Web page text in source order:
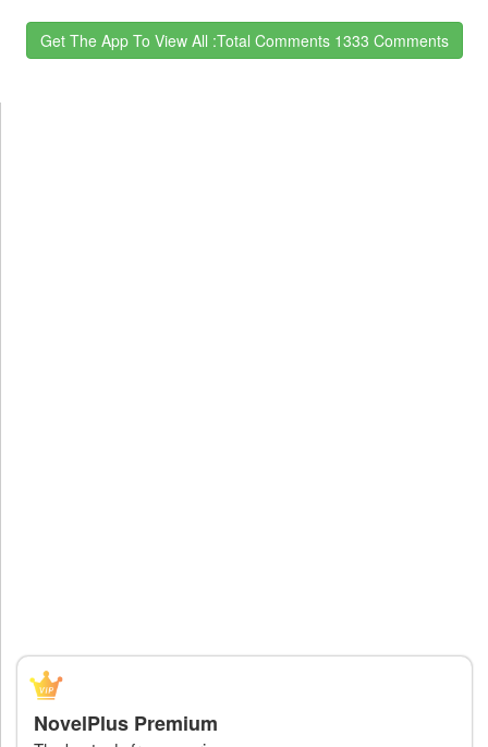
Get The App To View All :total Comments 1333 Comments
NovelPlus Premium